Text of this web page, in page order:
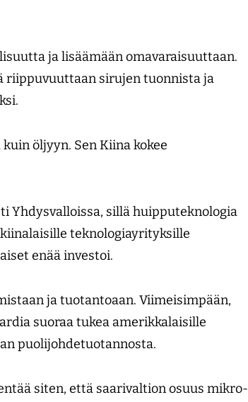
ja lisäämään omavaraisuuttaan.
riippuvuuttaan sirujen tuonnista ja
öljyyn. Sen Kiina kokee
Yhdysvalloissa, sillä huipputeknologia
teknologiayrityksille
enää investoi.
ja tuotantoaan. Viimeisimpään,
suoraa tukea amerikkalaisille
puolijohdetuotannosta.
siten, että saarivaltion osuus mikro­